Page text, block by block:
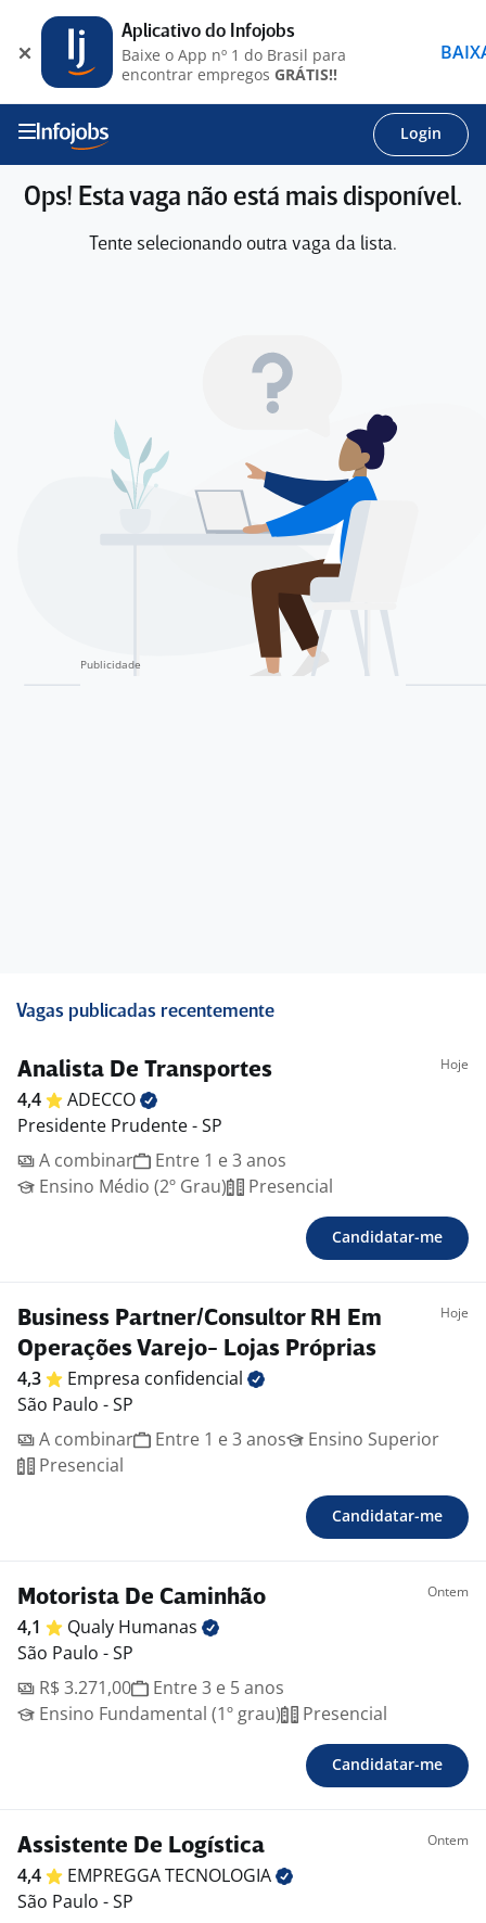
Login
Ops! Esta vaga não está mais disponível.
Tente selecionando outra vaga da lista.
Vagas publicadas recentemente
Analista De Transportes Hoje
4,4
ADECCO
Presidente Prudente - SP
A combinar
Entre 1 e 3 anos
Ensino Médio (2º Grau)
Presencial
Candidatar-me
Business Partner/Consultor RH Em
Operações Varejo- Lojas Próprias
Hoje
4,3 Empresa confidencial
São Paulo - SP
A combinar
Entre 1 e 3 anos
Ensino Superior
Presencial
Candidatar-me
Motorista De Caminhão Ontem
4,1 Qualy Humanas
São Paulo - SP
R$ 3.271,00
Entre 3 e 5 anos
Ensino Fundamental (1º grau)
Presencial
Candidatar-me
Assistente De Logística Ontem
4,4 EMPREGGATECNOLOGIA
São Paulo - SP
Aplicativo do Infojobs
Baixe o App nº 1 do Brasil para
encontrar empregos GRÁTIS!!